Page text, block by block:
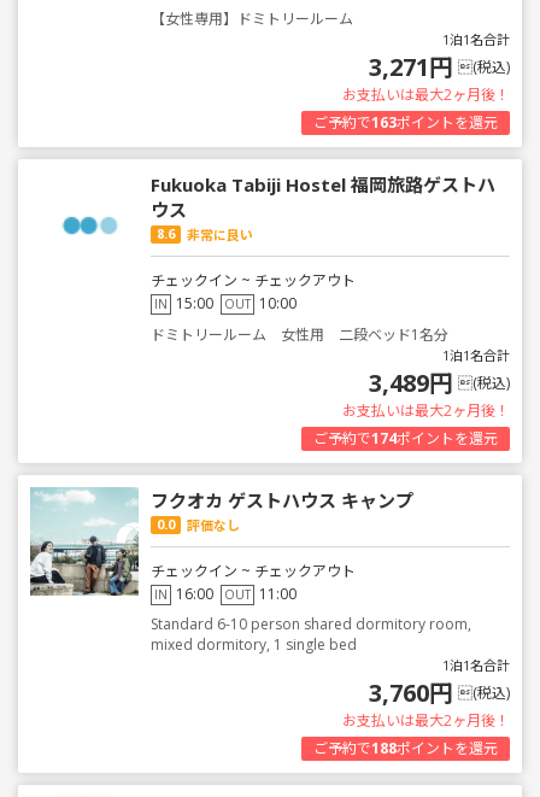
【女性専用】ドミトリールーム
1泊1名合計
3,271円 (税込)
お支払いは最大2ヶ月後！
ご予約で163ポイントを還元
Fukuoka Tabiji Hostel 福岡旅路ゲストハ
ウス
8.6 非常に良い
チェックイン ~ チェックアウト
IN 15:00 OUT 10:00
ドミトリールーム 女性用 二段ベッド1名分
1泊1名合計
3,489円 (税込)
お支払いは最大2ヶ月後！
ご予約で174ポイントを還元
フクオカ ゲストハウス キャンプ
0.0 評価なし
チェックイン ~ チェックアウト
IN 16:00 OUT 11:00
Standard 6-10 person shared dormitory room,
mixed dormitory, 1 single bed
1泊1名合計
3,760円 (税込)
お支払いは最大2ヶ月後！
ご予約で188ポイントを還元